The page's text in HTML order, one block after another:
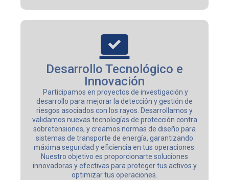
Desarrollo Tecnológico e
Innovación
Participamos en proyectos de investigación y
desarrollo para mejorar la detección y gestión de
riesgos asociados con los rayos. Desarrollamos y
validamos nuevas tecnologías de protección contra
sobretensiones, y creamos normas de diseño para
sistemas de transporte de energía, garantizando
máxima seguridad y eficiencia en tus operaciones.
Nuestro objetivo es proporcionarte soluciones
innovadoras y efectivas para proteger tus activos y
optimizar tus operaciones.